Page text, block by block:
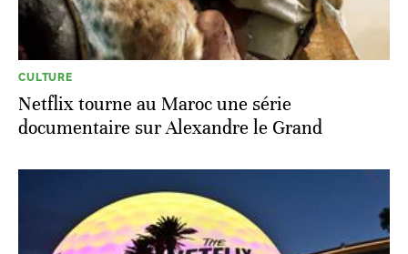
CULTURE
Netflix tourne au Maroc une série
documentaire sur Alexandre le Grand